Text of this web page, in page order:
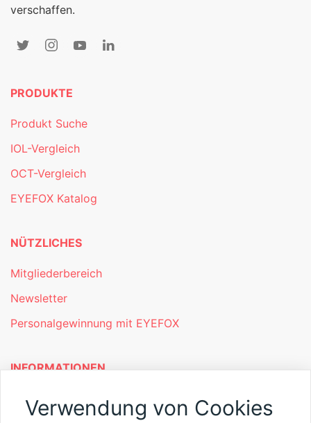
verschaffen.
PRODUKTE
Produkt Suche
IOL-Vergleich
OCT-Vergleich
EYEFOX Katalog
NÜTZLICHES
Mitgliederbereich
Newsletter
Personalgewinnung mit EYEFOX
INFORMATIONEN
Was ist EYEFOX – Ihre Möglichkeiten
Verwendung von Cookies